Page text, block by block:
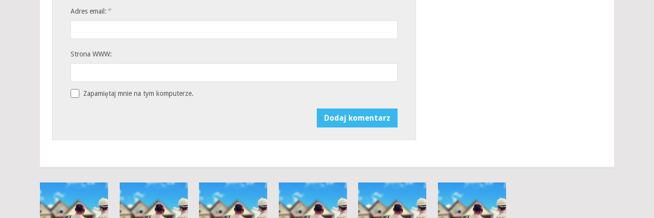
Adres email: *
Strona WWW:
Zapamiętaj mnie na tym komputerze.